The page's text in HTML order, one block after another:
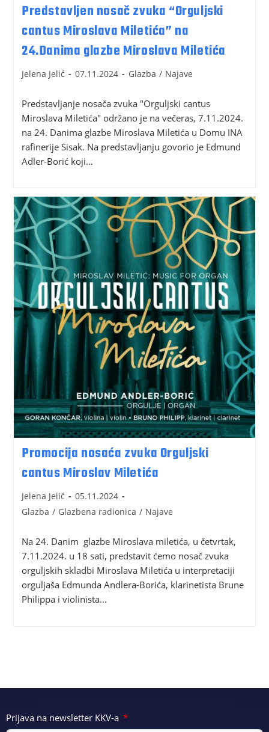
Predstavljen nosač zvuka “Orguljski
cantus Miroslava Miletića” na
24.Danima glazbe Miroslava Miletića
Jelena Jelić 07.11.2024 Glazba / Najave
Predstavljanje nosača zvuka "Orguljski cantus
Miroslava Miletića" održano je na večeras, 7.11.2024.
na 24. Danima glazbe Miroslava Miletića u Domu INA
rafinerije Sisak. Na predstavljanju govorio je Edmund
Adler-Borić koji…
Promocija nosaća zvuka Orguljski
cantus Miroslav Miletića
Jelena Jelić
05.11.2024
Glazba / Glazbena radionica / Najave
Na 24. Danim glazbe Miroslava miletića, u četvrtak,
7.11.2024. u 18 sati, predstavit ćemo nosač zvuka
orguljskih skladbi Miroslava Miletića u interpretaciji
orguljaša Edmunda Andlera-Borića, klarinetista Brune
Philippa i violinista…
Prijava na newsletter KKV-a